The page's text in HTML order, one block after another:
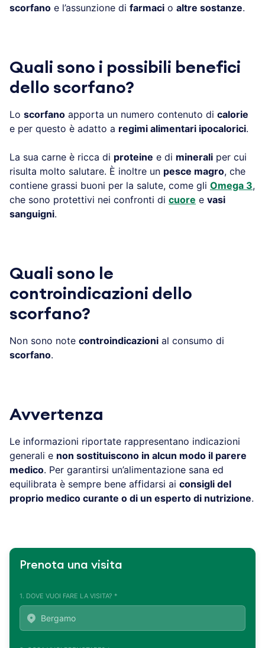
scorfano e l’assunzione di farmaci o altre sostanze.
Quali sono i possibili benefici
dello scorfano?
Lo scorfano apporta un numero contenuto di calorie
e per questo è adatto a regimi alimentari ipocalorici.
La sua carne è ricca di proteine e di minerali per cui
risulta molto salutare. È inoltre un pesce magro, che
contiene grassi buoni per la salute, come gli Omega 3,
che sono protettivi nei confronti di cuore e vasi
sanguigni.
Quali sono le
controindicazioni dello
scorfano?
Non sono note controindicazioni al consumo di
scorfano.
Avvertenza
Le informazioni riportate rappresentano indicazioni
generali e non sostituiscono in alcun modo il parere
medico. Per garantirsi un’alimentazione sana ed
equilibrata è sempre bene affidarsi ai consigli del
proprio medico curante o di un esperto di nutrizione.
Prenota una visita
1. DOVE VUOI FARE LA VISITA? *